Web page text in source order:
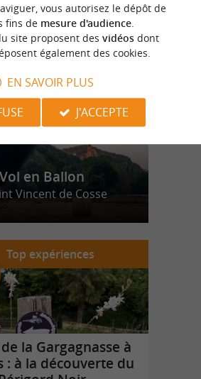
n
o
t
r
e
c
o
u
p
d
e
c
o
e
u
r
Vol en Ballon
Vincent de Cosse
Top expériences
la Gargagnasse à
: à la découverte du
vous autorisez le dépôt de
fins de mesure d'audience.
site proposent des vidéosdont
également des cookies.
EN SAVOIR PLUS
J'ACCEPTE